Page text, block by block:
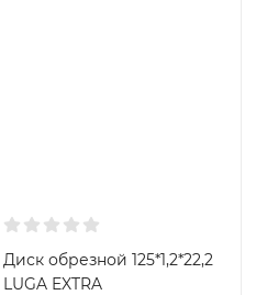
Диск обрезной 125*1,2*22,2
LUGA EXTRA